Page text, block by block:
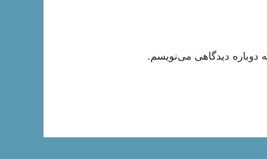
دوباره دیدگاهی می‌نویسم.